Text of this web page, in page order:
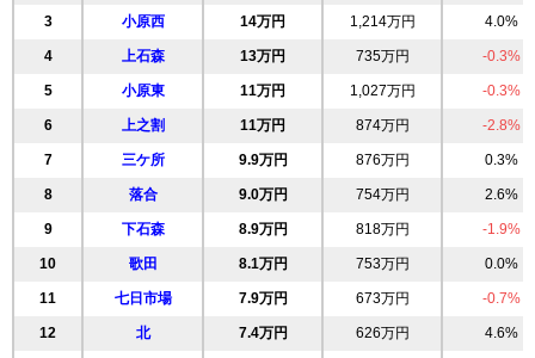
3 小原西 14万円 1,214万円 4.0%
4 上石森 13万円 735万円 -0.3%
5 小原東 11万円 1,027万円 -0.3%
6 上之割 11万円 874万円 -2.8%
7 三ケ所 9.9万円 876万円 0.3%
8 落合 9.0万円 754万円 2.6%
9 下石森 8.9万円 818万円 -1.9%
10 歌田 8.1万円 753万円 0.0%
11 七日市場 7.9万円 673万円 -0.7%
12 北 7.4万円 626万円 4.6%